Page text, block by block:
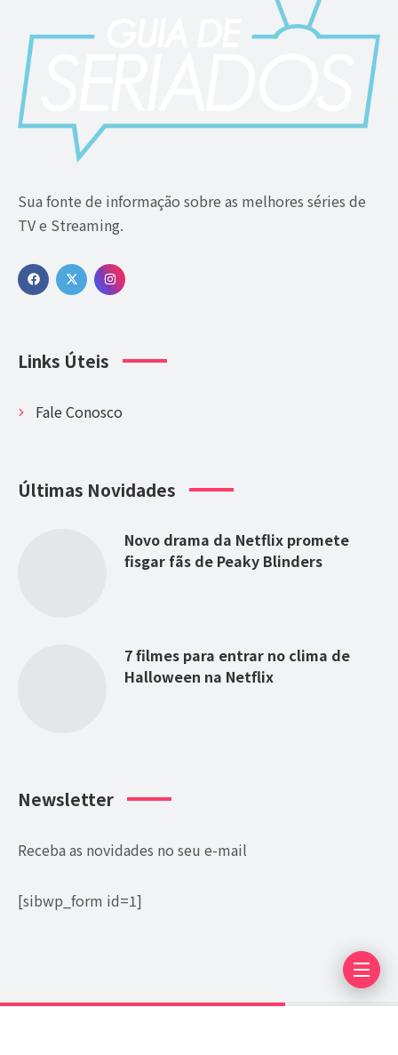
Sua fonte de informação sobre as melhores séries de
TV e Streaming.
Links Úteis
Fale Conosco
Últimas Novidades
Novo drama da Netflix promete
fisgar fãs de Peaky Blinders
7 filmes para entrar no clima de
Halloween na Netflix
Newsletter
Receba as novidades no seu e-mail
[sibwp_form id=1]